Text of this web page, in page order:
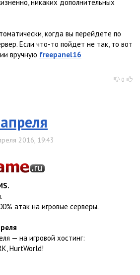
никаких дополнительных
когда вы перейдете по
Если что-то пойдет не так, то вот
вручную freepanel16
0
2016, 19:43
атак на игровые серверы.
— на игровой хостинг:
HurtWorld!